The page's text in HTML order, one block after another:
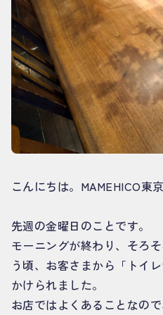
こんにちは。MAMEHICO東
先週の金曜日のことです。
モーニングが終わり、そろ
う頃、お客さまから「トイ
かけられました。
お店ではよくあることなの